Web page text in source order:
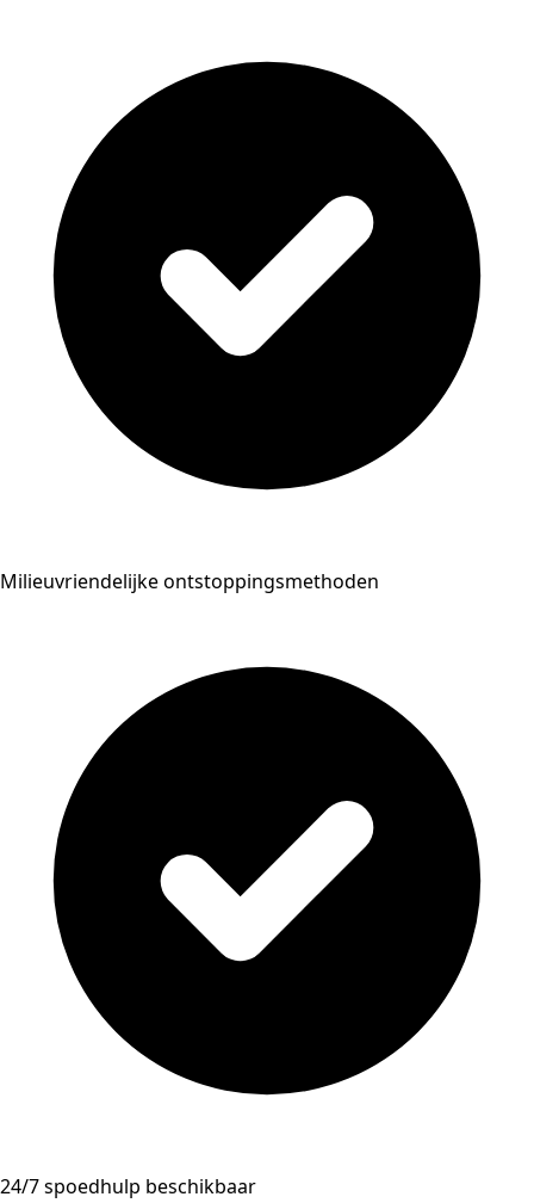
Milieuvriendelijke ontstoppingsmethoden
24/7 spoedhulp beschikbaar